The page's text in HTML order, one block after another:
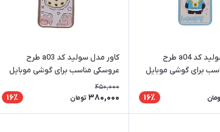
کاور مدل سولید کد a04 طرح
برای گوشی موبایل
16٪
کاور مدل سولید کد a03 طرح
عروسکی مناسب برای گوشی موبایل
شیائومی Redmi Note 11 Pro
450,000
380,000 تومان 16٪